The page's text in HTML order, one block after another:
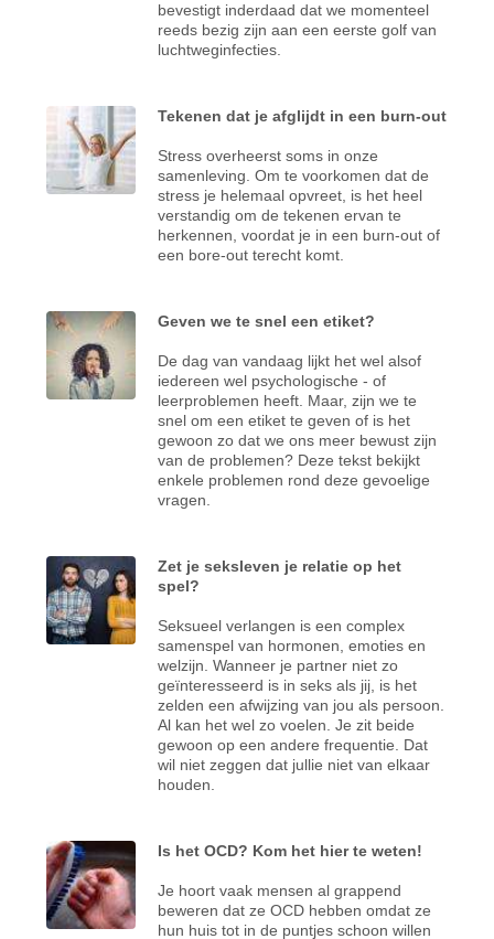
bevestigt inderdaad dat we momenteel
reeds bezig zijn aan een eerste golf van
luchtweginfecties.
Tekenen dat je afglijdt in een burn-out
Stress overheerst soms in onze
samenleving. Om te voorkomen dat de
stress je helemaal opvreet, is het heel
verstandig om de tekenen ervan te
herkennen, voordat je in een burn-out of
een bore-out terecht komt.
Geven we te snel een etiket?
De dag van vandaag lijkt het wel alsof
iedereen wel psychologische - of
leerproblemen heeft. Maar, zijn we te
snel om een etiket te geven of is het
gewoon zo dat we ons meer bewust zijn
van de problemen? Deze tekst bekijkt
enkele problemen rond deze gevoelige
vragen.
Zet je seksleven je relatie op het
spel?
Seksueel verlangen is een complex
samenspel van hormonen, emoties en
welzijn. Wanneer je partner niet zo
geïnteresseerd is in seks als jij, is het
zelden een afwijzing van jou als persoon.
Al kan het wel zo voelen. Je zit beide
gewoon op een andere frequentie. Dat
wil niet zeggen dat jullie niet van elkaar
houden.
Is het OCD? Kom het hier te weten!
Je hoort vaak mensen al grappend
beweren dat ze OCD hebben omdat ze
hun huis tot in de puntjes schoon willen